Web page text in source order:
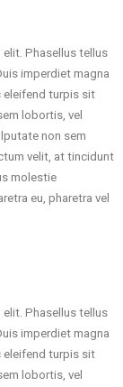
Phasellus tellus
imperdiet magna
eleifend turpis sit
lobortis, vel
non sem
velit, at tincidunt
molestie
eu, pharetra vel
Phasellus tellus
imperdiet magna
eleifend turpis sit
lobortis, vel